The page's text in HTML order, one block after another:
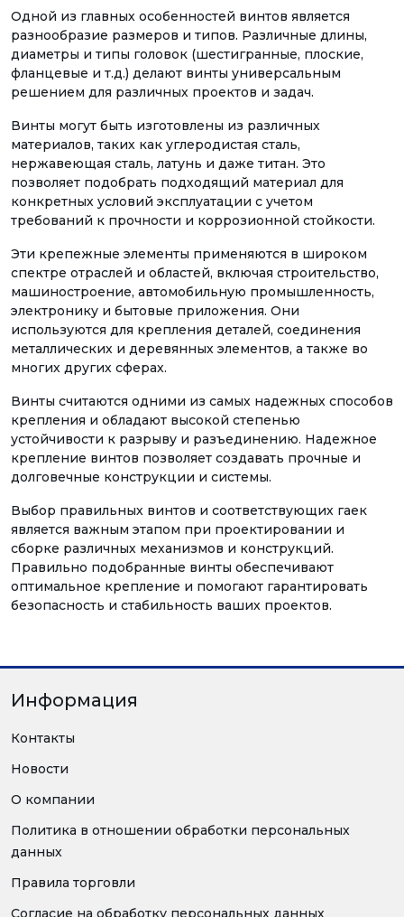
Одной из главных особенностей винтов является
разнообразие размеров и типов. Различные длины,
диаметры и типы головок (шестигранные, плоские,
фланцевые и т.д.) делают винты универсальным
решением для различных проектов и задач.
Винты могут быть изготовлены из различных
материалов, таких как углеродистая сталь,
нержавеющая сталь, латунь и даже титан. Это
позволяет подобрать подходящий материал для
конкретных условий эксплуатации с учетом
требований к прочности и коррозионной стойкости.
Эти крепежные элементы применяются в широком
спектре отраслей и областей, включая строительство,
машиностроение, автомобильную промышленность,
электронику и бытовые приложения. Они
используются для крепления деталей, соединения
металлических и деревянных элементов, а также во
многих других сферах.
Винты считаются одними из самых надежных способов
крепления и обладают высокой степенью
устойчивости к разрыву и разъединению. Надежное
крепление винтов позволяет создавать прочные и
долговечные конструкции и системы.
Выбор правильных винтов и соответствующих гаек
является важным этапом при проектировании и
сборке различных механизмов и конструкций.
Правильно подобранные винты обеспечивают
оптимальное крепление и помогают гарантировать
безопасность и стабильность ваших проектов.
Информация
Контакты
Новости
О компании
Политика в отношении обработки персональных
данных
Правила торговли
Согласие на обработку персональных данных